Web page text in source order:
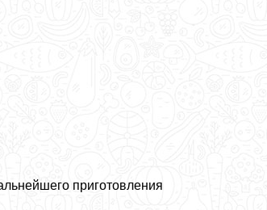
приготовления